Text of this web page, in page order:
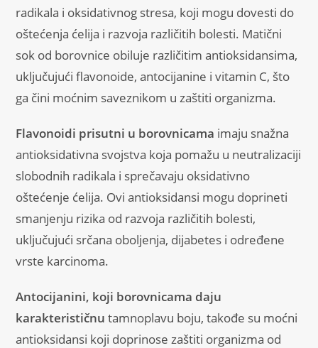
radikala i oksidativnog stresa, koji mogu dovesti do
oštećenja ćelija i razvoja različitih bolesti. Matični
sok od borovnice obiluje različitim antioksidansima,
uključujući flavonoide, antocijanine i vitamin C, što
ga čini moćnim saveznikom u zaštiti organizma.
Flavonoidi prisutni u borovnicama imaju snažna
antioksidativna svojstva koja pomažu u neutralizaciji
slobodnih radikala i sprečavaju oksidativno
oštećenje ćelija. Ovi antioksidansi mogu doprineti
smanjenju rizika od razvoja različitih bolesti,
uključujući srčana oboljenja, dijabetes i određene
vrste karcinoma.
Antocijanini, koji borovnicama daju
karakterističnutamnoplavu boju, takođe su moćni
antioksidansi koji doprinose zaštiti organizma od